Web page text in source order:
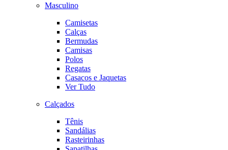
Masculino
Camisetas
Calças
Bermudas
Camisas
Polos
Regatas
Casacos e Jaquetas
Ver Tudo
Calçados
Tênis
Sandálias
Rasteirinhas